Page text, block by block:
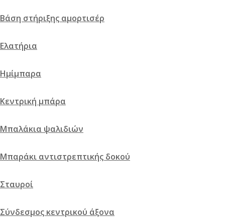
Βάση στήριξης αμορτισέρ
Ελατήρια
Ημίμπαρα
Κεντρική μπάρα
Μπαλάκια ψαλιδιών
Μπαράκι αντιστρεπτικής δοκού
Σταυροί
Σύνδεσμος κεντρικού άξονα